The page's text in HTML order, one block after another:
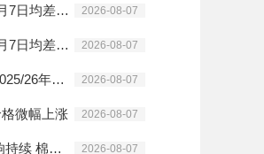
生意社棉纱21S8月7日均差为-15.00元/吨 由负向扩大转为缩小 2026-08-07
生意社棉纱32S8月7日均差为-22.50元/吨 由负向扩大转为缩小 2026-08-07
7月24-30日美国2025/26年度陆地棉净出口签约量创年度新低 2026-08-07
微幅上涨 2026-08-07
生意社：淡季影响持续 棉纱需求清淡 2026-08-07